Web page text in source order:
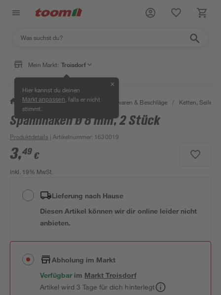
Mein Markt: Troisdorf
Hier kannst du deinen
Markt anpassen , falls er nicht
stimmt.
✕
/ Werkstatt & Maschinen / Eisenwaren & Beschläge / Ketten, Seile &
Spannhaken Ø 8 mm, 2 Stück
Produktdetails | Artikelnummer: 1630019
3,49 €
inkl. 19% MwSt.
Lieferung nach Hause
Diesen Artikel können wir dir online leider nicht
anbieten.
Abholung im Markt
Verfügbar im MarktTroisdorf
Artikel wird 3 Tage für dich hinterlegt